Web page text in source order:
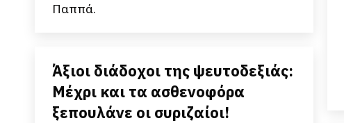
Παππά.
Άξιοι διάδοχοι της ψευτοδεξιάς:
Μέχρι και τα ασθενοφόρα
ξεπουλάνε οι συριζαίοι!